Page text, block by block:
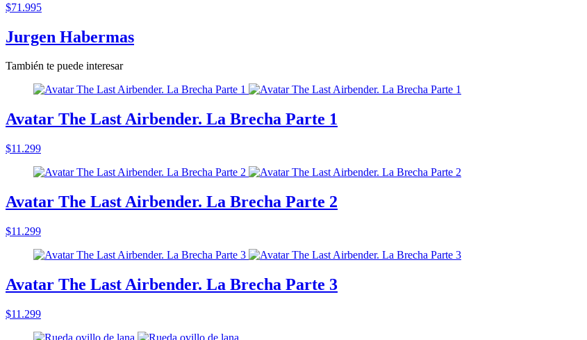
$71.995
Jurgen Habermas
También te puede interesar
Avatar The Last Airbender. La Brecha Parte 1
$11.299
Avatar The Last Airbender. La Brecha Parte 2
$11.299
Avatar The Last Airbender. La Brecha Parte 3
$11.299